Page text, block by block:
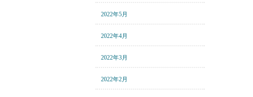
2022年5月
2022年4月
2022年3月
2022年2月